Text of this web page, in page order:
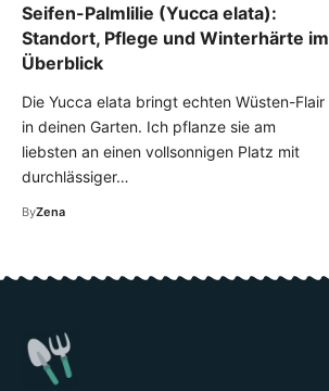
Seifen-Palmlilie (Yucca elata):
Standort, Pflege und Winterhärte im
Überblick
Die Yucca elata bringt echten Wüsten-Flair
in deinen Garten. Ich pflanze sie am
liebsten an einen vollsonnigen Platz mit
durchlässiger…
ByZena